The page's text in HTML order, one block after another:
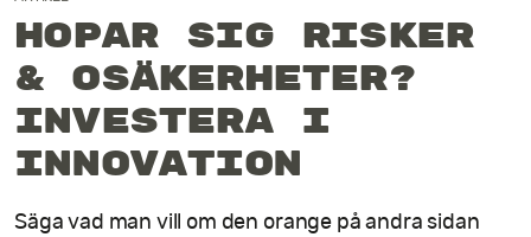
Hopar sig risker
& osäkerheter?
Investera i
innovation
Säga vad man vill om den orange på andra sidan